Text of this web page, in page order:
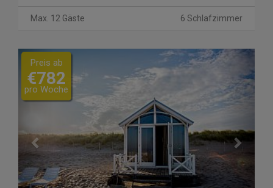
Max. 12 Gäste 6 Schlafzimmer
Previous Next
Preis ab
€782
pro Woche